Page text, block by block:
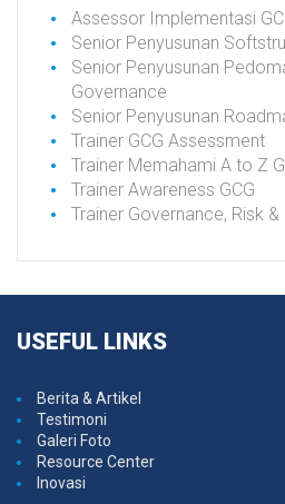
Assessor Implementasi
Senior Penyusunan
Senior Penyusunan
Governance
Senior Penyusunan
Trainer GCG Assessment
Trainer Memahami A to Z
Trainer Awareness GCG
Trainer Governance, Risk
USEFUL LINKS
Berita & Artikel
Testimoni
Galeri Foto
Resource Center
Inovasi